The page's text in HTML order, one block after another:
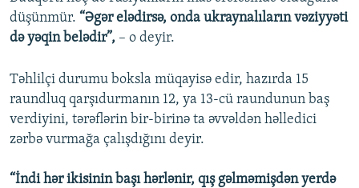
düşünmür. “Əgər elədirsə, onda ukraynalıların vəziyyəti
də yəqin belədir”, – o deyir.
Təhlilçi durumu boksla müqayisə edir, hazırda 15
raundluq qarşıdurmanın 12, ya 13-cü raundunun baş
verdiyini, tərəflərin bir-birinə ta əvvəldən həlledici
zərbə vurmağa çalışdığını deyir.
“İndi hər ikisinin başı hərlənir, qış gəlməmişdən yerdə